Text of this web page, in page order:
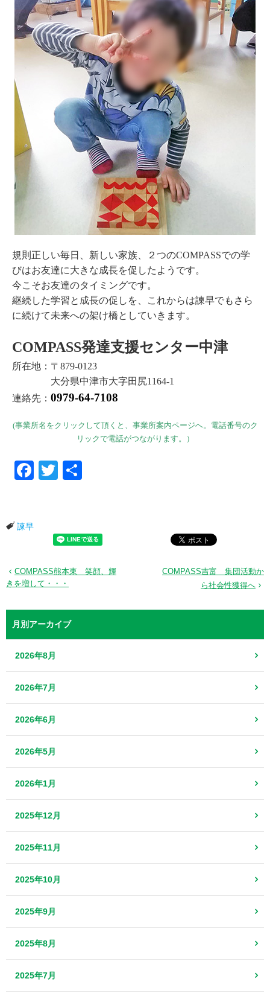
規則正しい毎日、新しい家族、２つのCOMPASSでの学
びはお友達に大きな成長を促したようです。
今こそお友達のタイミングです。
継続した学習と成長の促しを、これからは諫早でもさら
に続けて未来への架け橋としていきます。
COMPASS発達支援センター中津
所在地：〒879-0123
大分県中津市大字田尻1164-1
連絡先： 0979-64-7108
(事業所名をクリックして頂くと、事業所案内ページへ。電話番号のク
リックで電話がつながります。）
FacebookTwitter
諫早
COMPASS熊本東 笑顔、輝
きを増して・・・
COMPASS吉富 集団活動か
ら社会性獲得へ
月別アーカイブ
2026年8月
2026年7月
2026年6月
2026年5月
2026年1月
2025年12月
2025年11月
2025年10月
2025年9月
2025年8月
2025年7月